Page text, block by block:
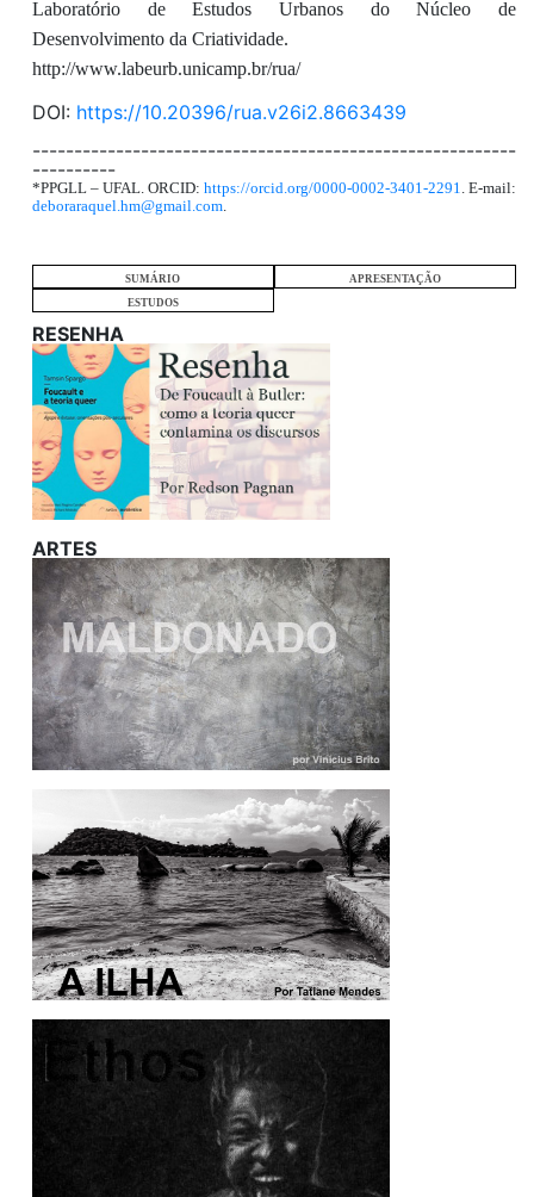
Laboratório de Estudos Urbanos do Núcleo de
Desenvolvimento da Criatividade.
http://www.labeurb.unicamp.br/rua/
DOI: https://10.20396/rua.v26i2.8663439
----------------------------------------------------------
----------
*PPGLL – UFAL. ORCID: https://orcid.org/0000-0002-3401-2291 . E-mail:
deboraraquel.hm@gmail.com.
SUMÁRIO
APRESENTAÇÃO
ESTUDOS
RESENHA
ARTES